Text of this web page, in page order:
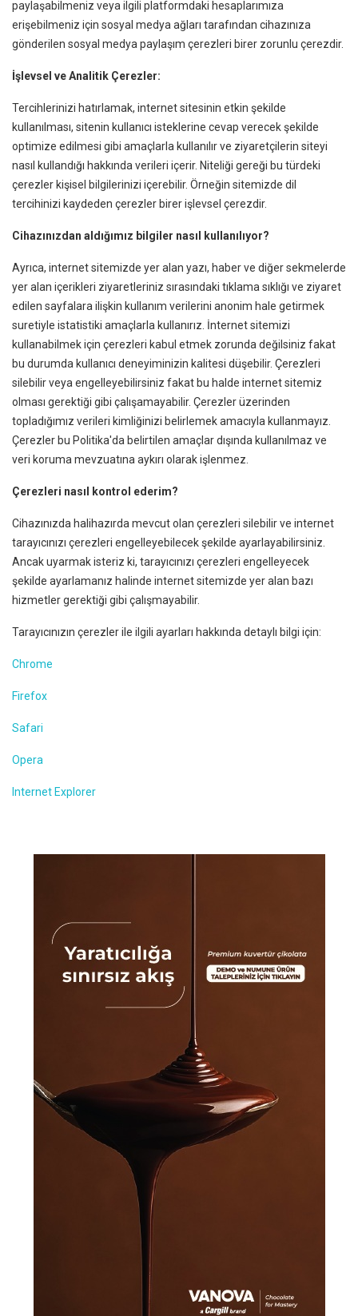
paylaşabilmeniz veya ilgili platformdaki hesaplarımıza
erişebilmeniz için sosyal medya ağları tarafından cihazınıza
gönderilen sosyal medya paylaşım çerezleri birer zorunlu çerezdir.
İşlevsel ve Analitik Çerezler:
Tercihlerinizi hatırlamak, internet sitesinin etkin şekilde
kullanılması, sitenin kullanıcı isteklerine cevap verecek şekilde
optimize edilmesi gibi amaçlarla kullanılır ve ziyaretçilerin siteyi
nasıl kullandığı hakkında verileri içerir. Niteliği gereği bu türdeki
çerezler kişisel bilgilerinizi içerebilir. Örneğin sitemizde dil
tercihinizi kaydeden çerezler birer işlevsel çerezdir.
Cihazınızdan aldığımız bilgiler nasıl kullanılıyor?
Ayrıca, internet sitemizde yer alan yazı, haber ve diğer sekmelerde
yer alan içerikleri ziyaretleriniz sırasındaki tıklama sıklığı ve ziyaret
edilen sayfalara ilişkin kullanım verilerini anonim hale getirmek
suretiyle istatistiki amaçlarla kullanırız. İnternet sitemizi
kullanabilmek için çerezleri kabul etmek zorunda değilsiniz fakat
bu durumda kullanıcı deneyiminizin kalitesi düşebilir. Çerezleri
silebilir veya engelleyebilirsiniz fakat bu halde internet sitemiz
olması gerektiği gibi çalışamayabilir. Çerezler üzerinden
topladığımız verileri kimliğinizi belirlemek amacıyla kullanmayız.
Çerezler bu Politika'da belirtilen amaçlar dışında kullanılmaz ve
veri koruma mevzuatına aykırı olarak işlenmez.
Çerezleri nasıl kontrol ederim?
Cihazınızda halihazırda mevcut olan çerezleri silebilir ve internet
tarayıcınızı çerezleri engelleyebilecek şekilde ayarlayabilirsiniz.
Ancak uyarmak isteriz ki, tarayıcınızı çerezleri engelleyecek
şekilde ayarlamanız halinde internet sitemizde yer alan bazı
hizmetler gerektiği gibi çalışmayabilir.
Tarayıcınızın çerezler ile ilgili ayarları hakkında detaylı bilgi için:
Chrome
Firefox
Safari
Opera
Internet Explorer